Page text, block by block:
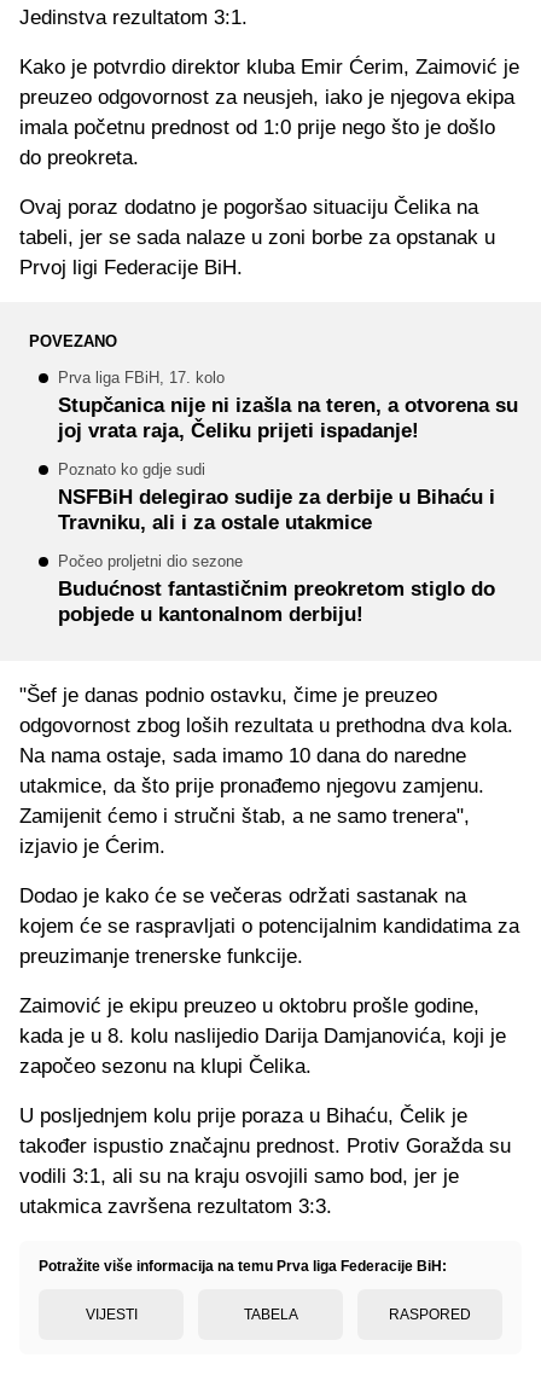
Jedinstva rezultatom 3:1.
Kako je potvrdio direktor kluba Emir Ćerim, Zaimović je
preuzeo odgovornost za neusjeh, iako je njegova ekipa
imala početnu prednost od 1:0 prije nego što je došlo
do preokreta.
Ovaj poraz dodatno je pogoršao situaciju Čelika na
tabeli, jer se sada nalaze u zoni borbe za opstanak u
Prvoj ligi Federacije BiH.
POVEZANO
Prva liga FBiH, 17. kolo
Stupčanica nije ni izašla na teren, a otvorena su
joj vrata raja, Čeliku prijeti ispadanje!
Poznato ko gdje sudi
NSFBiH delegirao sudije za derbije u Bihaću i
Travniku, ali i za ostale utakmice
Počeo proljetni dio sezone
Budućnost fantastičnim preokretom stiglo do
pobjede u kantonalnom derbiju!
"Šef je danas podnio ostavku, čime je preuzeo
odgovornost zbog loših rezultata u prethodna dva kola.
Na nama ostaje, sada imamo 10 dana do naredne
utakmice, da što prije pronađemo njegovu zamjenu.
Zamijenit ćemo i stručni štab, a ne samo trenera",
izjavio je Ćerim.
Dodao je kako će se večeras održati sastanak na
kojem će se raspravljati o potencijalnim kandidatima za
preuzimanje trenerske funkcije.
Zaimović je ekipu preuzeo u oktobru prošle godine,
kada je u 8. kolu naslijedio Darija Damjanovića, koji je
započeo sezonu na klupi Čelika.
U posljednjem kolu prije poraza u Bihaću, Čelik je
također ispustio značajnu prednost. Protiv Goražda su
vodili 3:1, ali su na kraju osvojili samo bod, jer je
utakmica završena rezultatom 3:3.
Potražite više informacija na temu Prva liga Federacije BiH:
VIJESTI TABELA RASPORED